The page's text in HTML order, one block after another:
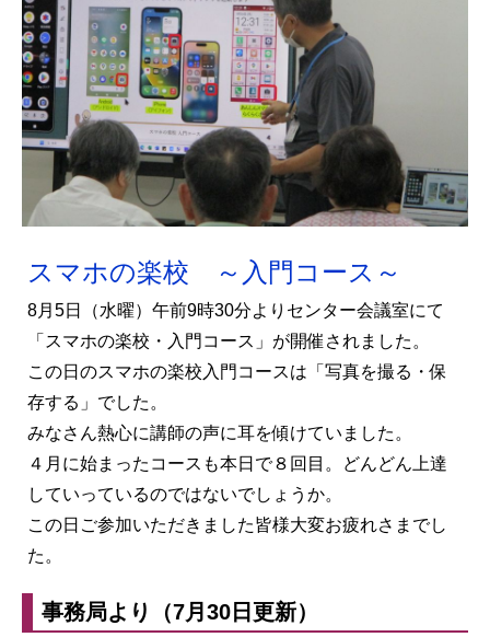
スマホの楽校 ～入門コース～
8月5日（水曜）午前9時30分よりセンター会議室にて
「スマホの楽校・入門コース」が開催されました。
この日のスマホの楽校入門コースは「写真を撮る・保
存する」でした。
みなさん熱心に講師の声に耳を傾けていました。
４月に始まったコースも本日で８回目。どんどん上達
していっているのではないでしょうか。
この日ご参加いただきました皆様大変お疲れさまでし
た。
事務局より（7月30日更新）